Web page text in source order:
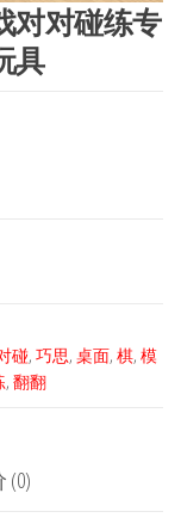
对对碰练专
具
碰, 巧思, 桌面, 棋, 模
, 翻翻
(0)